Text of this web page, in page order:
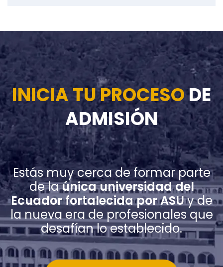
INICIA TU PROCESODE
ADMISIÓN
Estás muy cerca de formar parte
de laúnica universidad del
Ecuador fortalecida por ASUy de
la nueva era de profesionales que
desafían lo establecido.